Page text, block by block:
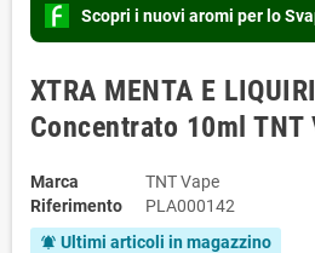
Scopri i nuovi aromi per lo
XTRA MENTA E
Concentrato 10ml TNT
Marca
TNT Vape
Riferimento
PLA000142
notifications_active Ultimi articoli in magazzino